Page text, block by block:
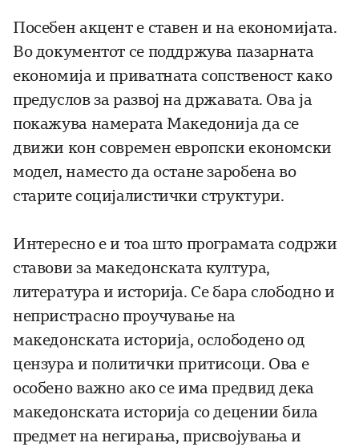
Посебен акцент е ставен и на економијата.
Во документот се поддржува пазарната
економија и приватната сопственост како
предуслов за развој на државата. Ова ја
покажува намерата Македонија да се
движи кон современ европски економски
модел, наместо да остане заробена во
старите социјалистички структури.
Интересно е и тоа што програмата содржи
ставови за македонската култура,
литература и историја. Се бара слободно и
непристрасно проучување на
македонската историја, ослободено од
цензура и политички притисоци. Ова е
особено важно ако се има предвид дека
македонската историја со децении била
предмет на негирања, присвојувања и